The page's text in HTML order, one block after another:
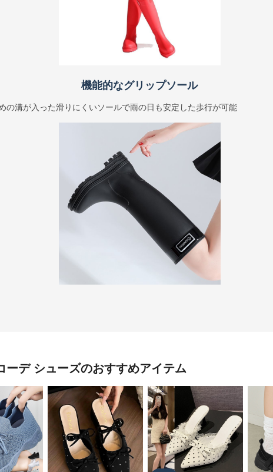
機能的なグリップソール
の溝が入った滑りにくいソールで雨の日も安定した歩行が可能
ーデ シューズのおすすめアイテム